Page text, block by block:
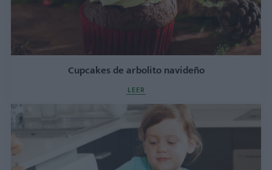
Cupcakes de arbolito navideño
LEER